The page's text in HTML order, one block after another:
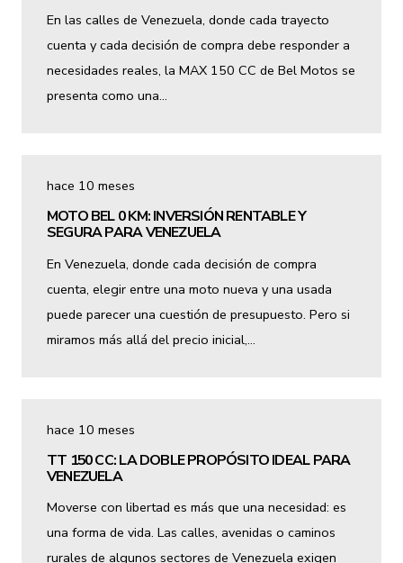
En las calles de Venezuela, donde cada trayecto
cuenta y cada decisión de compra debe responder a
necesidades reales, la MAX 150 CC de Bel Motos se
presenta como una…
hace 10 meses
MOTO BEL 0 KM: INVERSIÓN RENTABLE Y
SEGURA PARA VENEZUELA
En Venezuela, donde cada decisión de compra
cuenta, elegir entre una moto nueva y una usada
puede parecer una cuestión de presupuesto. Pero si
miramos más allá del precio inicial,…
hace 10 meses
TT 150 CC: LA DOBLE PROPÓSITO IDEAL PARA
VENEZUELA
Moverse con libertad es más que una necesidad: es
una forma de vida. Las calles, avenidas o caminos
rurales de algunos sectores de Venezuela exigen